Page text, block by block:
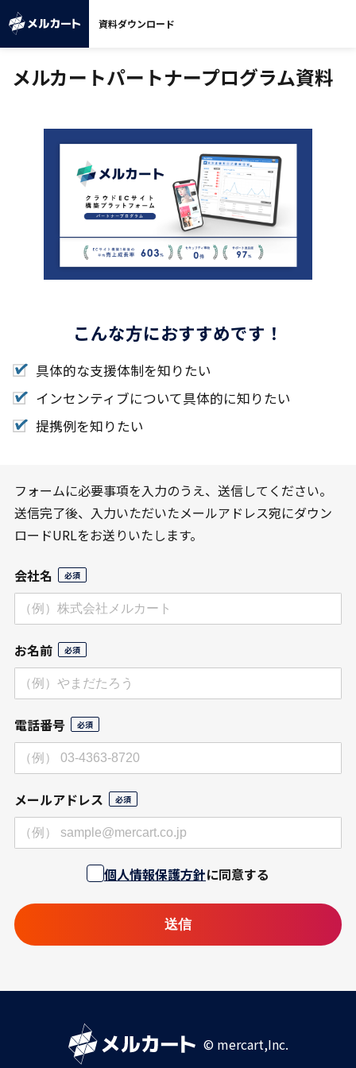
資料ダウンロード
メルカートパートナープログラム資料
こんな方におすすめです！
具体的な支援体制を知りたい
インセンティブについて具体的に知りたい
提携例を知りたい
フォームに必要事項を入力のうえ、送信してください。
送信完了後、入力いただいたメールアドレス宛にダウン
ロードURLをお送りいたします。
会社名
お名前
電話番号
メールアドレス
個人情報保護方針に同意する
© mercart,Inc.